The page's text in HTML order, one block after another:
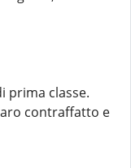
prima classe.
contraffatto e